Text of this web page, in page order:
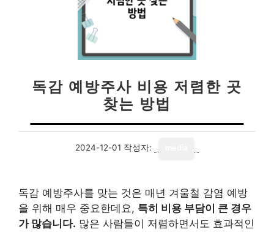
독감 예방주사 비용 저렴한 곳
찾는 방법
2024-12-01 작성자:
독감 예방주사를 맞는 것은 매년 겨울철 감염 예방
을 위해 매우 중요한데요, 특히 비용 부담이 큰 경우
가 많습니다. 많은 사람들이 저렴하면서도 효과적인